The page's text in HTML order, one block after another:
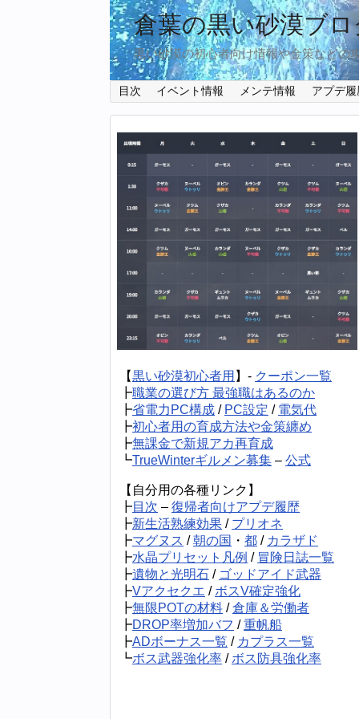
倉葉の黒い砂漠ブロ
黒い砂漠の初心者向け情報や金策などの
目次 イベント情報 メンテ情報 アプデ履
【黒い砂漠初心者用 】- クーポン一覧
┣職業の選び方 最強職はあるのか
┣省電力PC構成 / PC設定 / 電気代
┣初心者用の育成方法や金策纏め
┣無課金で新規アカ再育成
┗TrueWinterギルメン募集 – 公式
【自分用の各種リンク】
┣目次 – 復帰者向けアプデ履歴
┣新生活熟練効果 / プリオネ
┣マグヌス /朝の国 ・ 都 / カラザド
┣水晶プリセット凡例 / 冒険日誌一覧
┣遺物と光明石 / ゴッドアイド武器
┣Vアクセクエ / ボスV確定強化
┣無限POTの材料 /倉庫＆労働者
┣DROP率増加バフ /重帆船
┣ADボーナス一覧 / カプラス一覧
┗ボス武器強化率 / ボス防具強化率